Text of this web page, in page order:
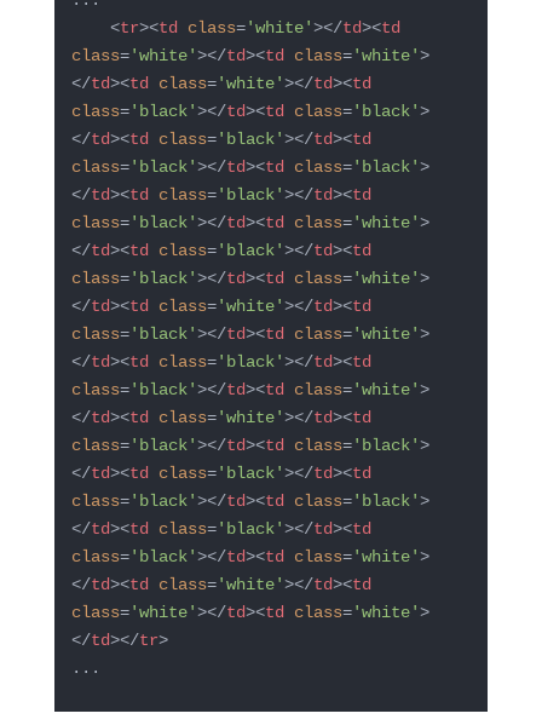
<tr><td class='white'></td><td
class='white'></td><td class='white'>
</td><td class='white'></td><td
class='black'></td><td class='black'>
</td><td class='black'></td><td
class='black'></td><td class='black'>
</td><td class='black'></td><td
class='black'></td><td class='white'>
</td><td class='black'></td><td
class='black'></td><td class='white'>
</td><td class='white'></td><td
class='black'></td><td class='white'>
</td><td class='black'></td><td
class='black'></td><td class='white'>
</td><td class='white'></td><td
class='black'></td><td class='black'>
</td><td class='black'></td><td
class='black'></td><td class='black'>
</td><td class='black'></td><td
class='black'></td><td class='white'>
</td><td class='white'></td><td
class='white'></td><td class='white'>
</td></tr>
...